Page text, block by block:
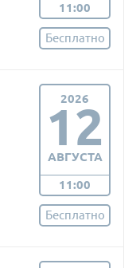
11:00
Бесплатно
2026
12
АВГУСТА
11:00
Бесплатно